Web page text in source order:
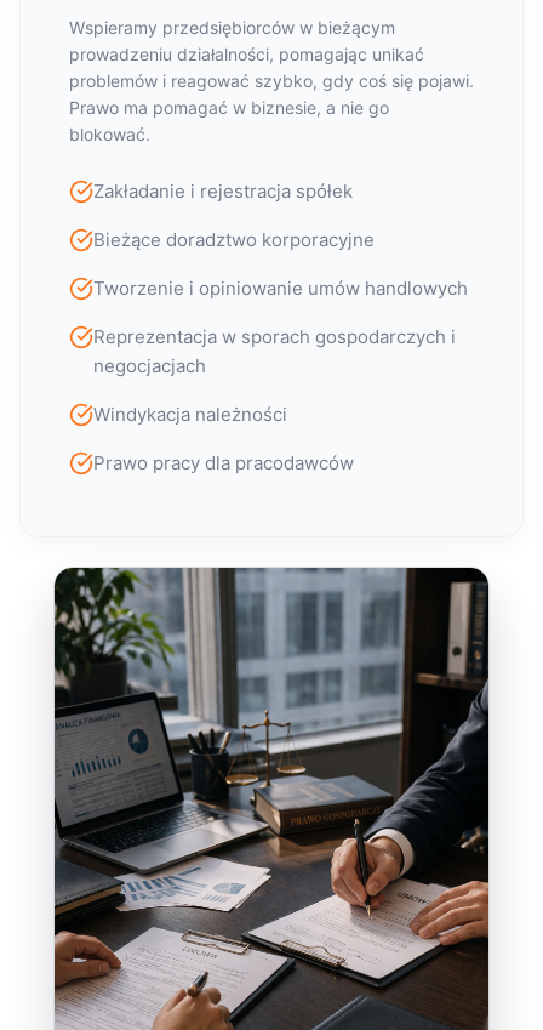
Wspieramy przedsiębiorców w bieżącym
prowadzeniu działalności, pomagając unikać
problemów i reagować szybko, gdy coś się pojawi.
Prawo ma pomagać w biznesie, a nie go
blokować.
Zakładanie i rejestracja spółek
Bieżące doradztwo korporacyjne
Tworzenie i opiniowanie umów handlowych
Reprezentacja w sporach gospodarczych i
negocjacjach
Windykacja należności
Prawo pracy dla pracodawców